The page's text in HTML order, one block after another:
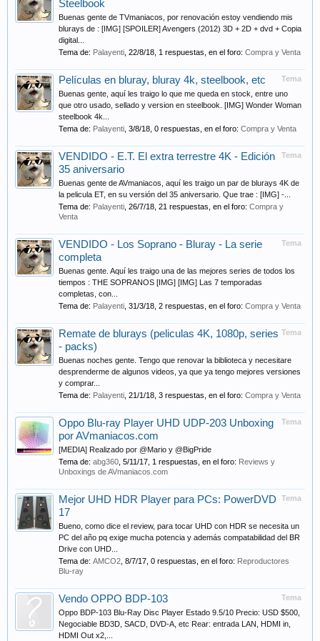
Steelbook
Buenas gente de TVmaniacos, por renovación estoy vendiendo mis
blurays de : [IMG] [SPOILER] Avengers (2012) 3D + 2D + dvd + Copia
digital...
Tema de: Palayenti 22/8/18 , 1 respuestas, en el foro: Compra y Venta
Tema
Películas en bluray, bluray 4k, steelbook, etc
Buenas gente, aquí les traigo lo que me queda en stock, entre uno
que otro usado, sellado y version en steelbook. [IMG] Wonder Woman
steelbook 4k...
Tema de: Palayenti 3/8/18 , 0 respuestas, en el foro: Compra y Venta
Tema
VENDIDO - E.T. El extra terrestre 4K - Edición
35 aniversario
Buenas gente de AVmaniacos, aquí les traigo un par de blurays 4K de
la pelicula ET, en su versión del 35 aniversario. Que trae : [IMG] -...
Tema de: Palayenti 26/7/18 , 21 respuestas, en el foro: Compra y
Venta
Tema
VENDIDO - Los Soprano - Bluray - La serie
completa
Buenas gente. Aquí les traigo una de las mejores series de todos los
tiempos : THE SOPRANOS [IMG] [IMG] Las 7 temporadas
completas, con...
Tema de: Palayenti 31/3/18 , 2 respuestas, en el foro: Compra y Venta
Tema
Remate de blurays (peliculas 4K, 1080p, series
- packs)
Buenas noches gente. Tengo que renovar la biblioteca y necesitare
desprenderme de algunos videos, ya que ya tengo mejores versiones
y comprar...
Tema de: Palayenti 21/1/18 , 3 respuestas, en el foro: Compra y Venta
Tema
Oppo Blu-ray Player UHD UDP-203 Unboxing
por AVmaniacos.com
[MEDIA] Realizado por @Mario y @BigPride
Tema de: abg360 5/11/17 , 1 respuestas, en el foro: Reviews y
Unboxings de AVmaniacos.com
Tema
Mejor UHD HDR Player para PCs: PowerDVD
17
Bueno, como dice el review, para tocar UHD con HDR se necesita un
PC del año pq exige mucha potencia y además compatabilidad del BR
Drive con UHD...
Tema de: AMCO2 8/7/17 , 0 respuestas, en el foro: Reproductores
Blu-ray
Tema
Vendo OPPO BDP-103
Oppo BDP-103 Blu-Ray Disc Player Estado 9.5/10 Precio: USD $500,
Negociable BD3D, SACD, DVD-A, etc Rear: entrada LAN, HDMI in,
HDMI Out x2,...